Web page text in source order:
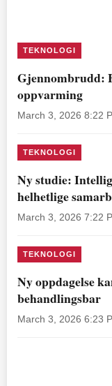
TEKNOLOGI
Gjennombrudd:
oppvarming
March 3, 2026 8:22
TEKNOLOGI
Ny studie:
helhetlige
March 3, 2026 7:22
TEKNOLOGI
Ny oppdagelse
behandlingsbar
March 3, 2026 6:23